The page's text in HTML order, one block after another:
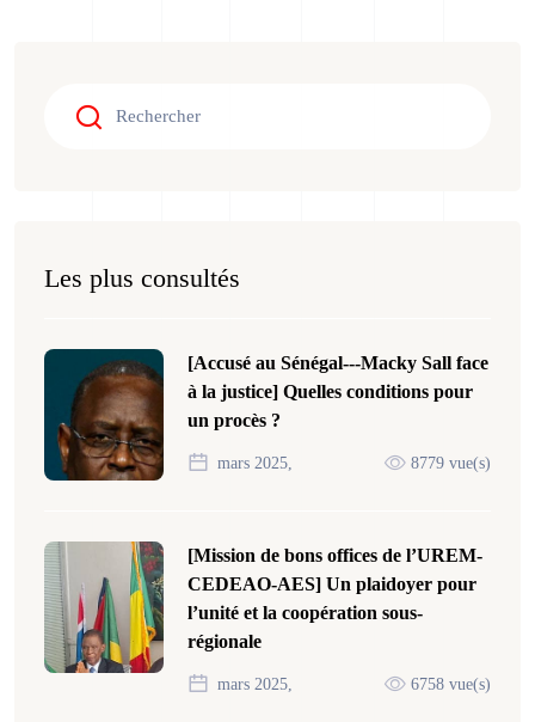
Les plus consultés
[Accusé au Sénégal---Macky Sall face
à la justice] Quelles conditions pour
un procès ?
mars 2025, 8779 vue(s)
[Mission de bons offices de l’UREM-
CEDEAO-AES] Un plaidoyer pour
l’unité et la coopération sous-
régionale
mars 2025, 6758 vue(s)